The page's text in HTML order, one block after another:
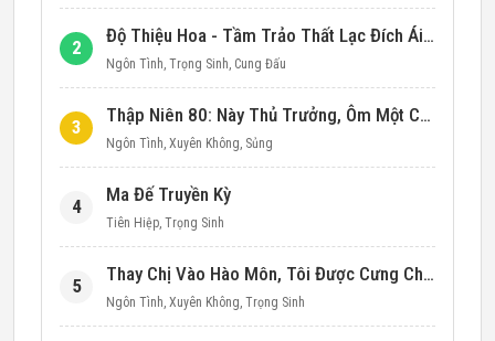
2
Độ Thiệu Hoa - Tầm Trảo Thất Lạc Đích Ái Tình
Ngôn Tình, Trọng Sinh, Cung Đấu
3
Thập Niên 80: Này Thủ Trưởng, Ôm Một Cái Đi!
Ngôn Tình, Xuyên Không, Sủng
4
Ma Đế Truyền Kỳ
Tiên Hiệp, Trọng Sinh
5
Thay Chị Vào Hào Môn, Tôi Được Cưng Chiều Hết Mực (Thập Niên 90)
Ngôn Tình, Xuyên Không, Trọng Sinh